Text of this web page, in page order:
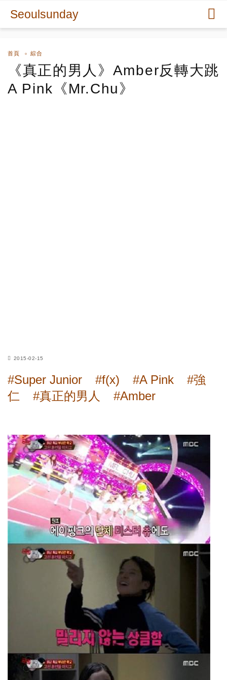
Seoulsunday
首頁 綜合
《真正的男人》Amber反轉大跳
A Pink《Mr.Chu》
2015-02-15
#Super Junior #f(x) #A Pink
#強
仁
#真正的男人 #Amber